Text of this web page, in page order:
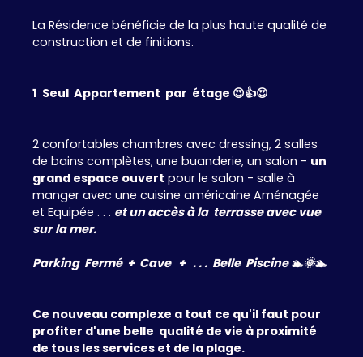
La Résidence bénéficie de la plus haute qualité de
construction et de finitions.
1 Seul Appartement par étage 😍👍😍
2 confortables chambres avec dressing, 2 salles
de bains complètes, une buanderie, un salon - un
grand espace ouvert pour le salon - salle à
manger avec une cuisine américaine Aménagée
et Equipée . . . et un accès à la terrasse avec vue
sur la mer.
Parking Fermé + Cave + . . . Belle Piscine 🏊🌞🏊
Ce nouveau complexe a tout ce qu'il faut pour
profiter d'une belle qualité de vie à proximité
de tous les services et de la plage.